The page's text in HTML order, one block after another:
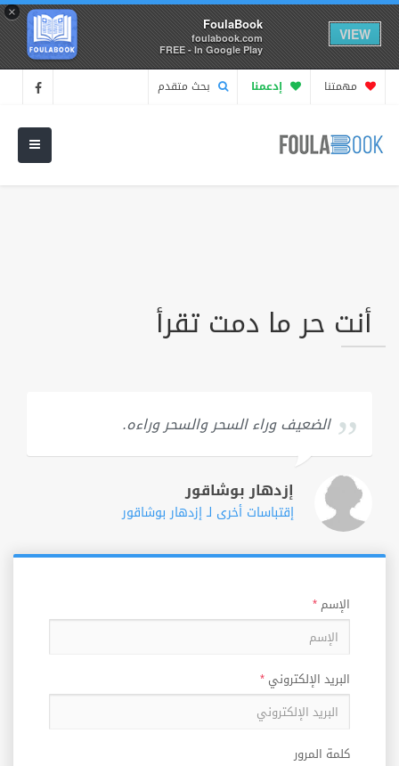
×
FoulaBook
foulabook.com
FREE - In Google Play
VIEW
مهمتنا إدعمنا بحث متقدم
أنت حر ما دمت تقرأ
الضعيف وراء السحر والسحر وراءه.
إزدهار بوشاقور
إقتباسات أخرى لـ إزدهار بوشاقور
الإسم*
البريد الإلكتروني *
كلمة المرور